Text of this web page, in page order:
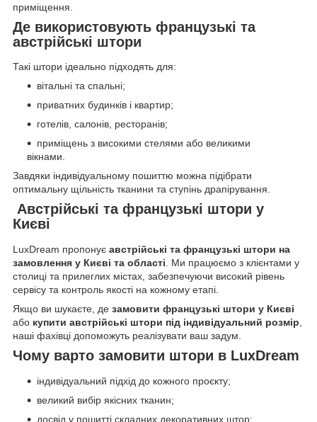
приміщення.
Де використовують французькі та
австрійські штори
Такі штори ідеально підходять для:
вітальні та спальні;
приватних будинків і квартир;
готелів, салонів, ресторанів;
приміщень з високими стелями або великими
вікнами.
Завдяки індивідуальному пошиттю можна підібрати
оптимальну щільність тканини та ступінь драпірування.
Австрійські та французькі штори у
Києві
LuxDream пропонує австрійські та французькі штори на
замовлення у Києві та області . Ми працюємо з клієнтами у
столиці та прилеглих містах, забезпечуючи високий рівень
сервісу та контроль якості на кожному етапі.
Якщо ви шукаєте, де замовити французькі штори у Києві
або купити австрійські штори під індивідуальний розмір
наші фахівці допоможуть реалізувати ваш задум.
Чому варто замовити штори в LuxDream
індивідуальний підхід до кожного проєкту;
великий вибір якісних тканин;
досвід у пошитті складних декоративних штор;